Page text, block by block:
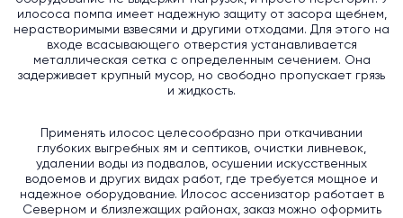
илососа помпа имеет надежную защиту от засора щебнем,
нерастворимыми взвесями и другими отходами. Для этого на
входе всасывающего отверстия устанавливается
металлическая сетка с определенным сечением. Она
задерживает крупный мусор, но свободно пропускает грязь
и жидкость.
Применять илосос целесообразно при откачивании
глубоких выгребных ям и септиков, очистки ливневок,
удалении воды из подвалов, осушении искусственных
водоемов и других видах работ, где требуется мощное и
надежное оборудование. Илосос ассенизатор работает в
Северном и близлежащих районах, заказ можно оформить